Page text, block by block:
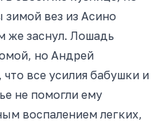
вез из Асино
же заснул. Лошадь
но Андрей
все усилия бабушки и
не помогли ему
воспалением легких,